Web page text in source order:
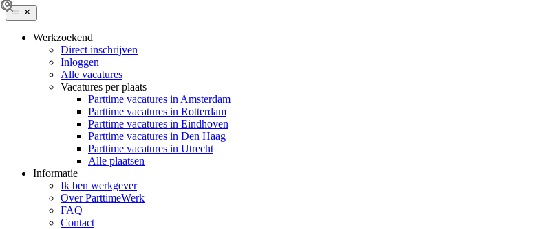
Werkzoekend
Direct inschrijven
Inloggen
Alle vacatures
Vacatures per plaats
Parttime vacatures in Amsterdam
Parttime vacatures in Rotterdam
Parttime vacatures in Eindhoven
Parttime vacatures in Den Haag
Parttime vacatures in Utrecht
Alle plaatsen
Informatie
Ik ben werkgever
Over ParttimeWerk
FAQ
Contact